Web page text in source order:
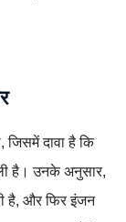
जिसमें दावा है कि
ली है। उनके अनुसार,
है, और फिर इंजन